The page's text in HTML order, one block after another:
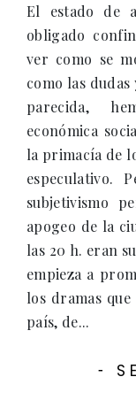
El estado de
obligado
ver como se
como las
parecida,
económica
la primacía de
especulativo.
subjetivismo
apogeo de la
las 20 h. eran
empieza a
los dramas
país, de...
-